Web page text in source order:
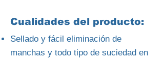
Cualidades del producto:
Sellado y fácil eliminación de
manchas y todo tipo de suciedad en